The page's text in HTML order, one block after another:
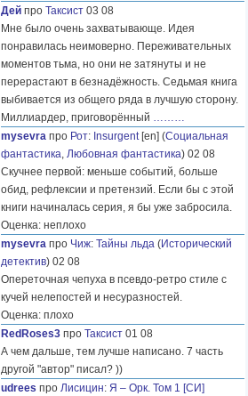
Дей про Таксист 03 08
Мне было очень захватывающе. Идея
понравилась неимоверно. Переживательных
моментов тьма, но они не затянуты и не
перерастают в безнадёжность. Седьмая книга
выбивается из общего ряда в лучшую сторону.
Миллиардер, приговорённый ………
mysevra про Рот: Insurgent[en] (Социальная
фантастика, Любовная фантастика) 02 08
Скучнее первой: меньше событий, больше
обид, рефлексии и претензий. Если бы с этой
книги начиналась серия, я бы уже забросила.
Оценка: неплохо
mysevra про Чиж: Тайны льда (Исторический
детектив) 02 08
Опереточная чепуха в псевдо-ретро стиле с
кучей нелепостей и несуразностей.
Оценка: плохо
RedRoses3 про Таксист 01 08
А чем дальше, тем лучше написано. 7 часть
другой "автор" писал? ))
udrees про Лисицин: Я – Орк. Том 1 [СИ]